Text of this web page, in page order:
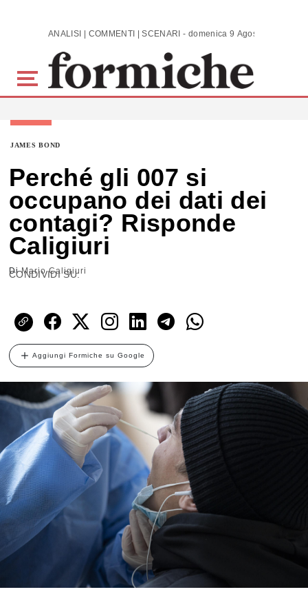
Skip to main content ANALISI | COMMENTI | SCENARI - domenica 9 Agosto 2026
JAMES BOND
Perché gli 007 si
occupano dei dati dei
contagi? Risponde
Caligiuri
DiMario Caligiuri
CONDIVIDI SU:
Aggiungi Formiche su Google